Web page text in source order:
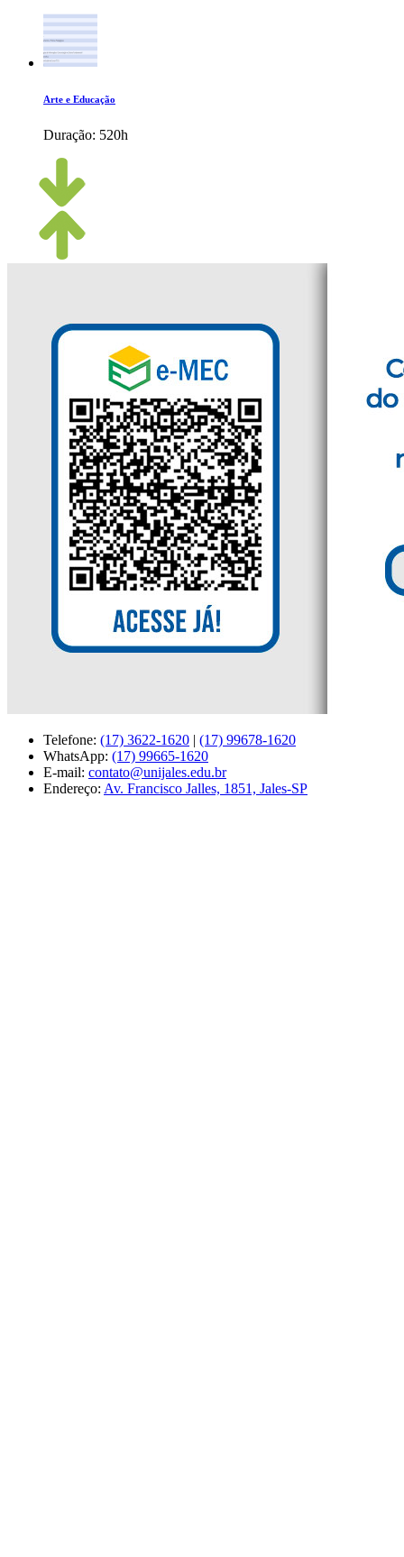
Arte e Educação
Duração: 520h
Telefone: (17) 3622-1620 | (17) 99678-1620
WhatsApp: (17) 99665-1620
E-mail: contato@unijales.edu.br
Endereço: Av. Francisco Jalles, 1851, Jales-SP